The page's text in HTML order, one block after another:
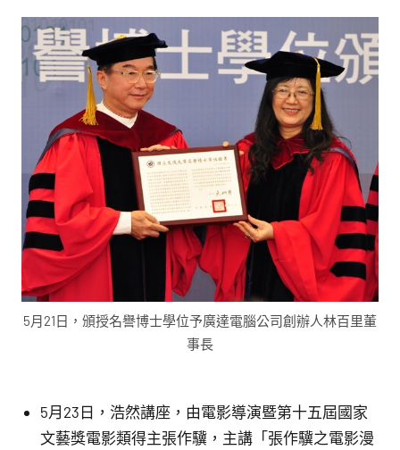
5月21日，頒授名譽博士學位予廣達電腦公司創辦人林百里董
事長
5月23日，浩然講座，由電影導演暨第十五屆國家
文藝獎電影類得主張作驥，主講「張作驥之電影漫